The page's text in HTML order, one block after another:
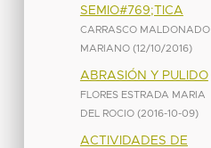
SEMIO#769;TICA
CARRASCO MALDONADO
MARIANO (12/10/2016)
ABRASIÓN Y PULIDO
FLORES ESTRADA MARIA
DEL ROCIO (2016-10-09)
ACTIVIDADES DE